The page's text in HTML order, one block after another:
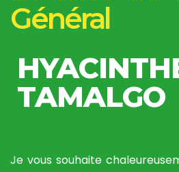
Général
TAMALGO
Je vous souhaite